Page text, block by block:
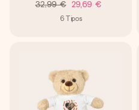
32,99 € 29,69 €
6 Tipos